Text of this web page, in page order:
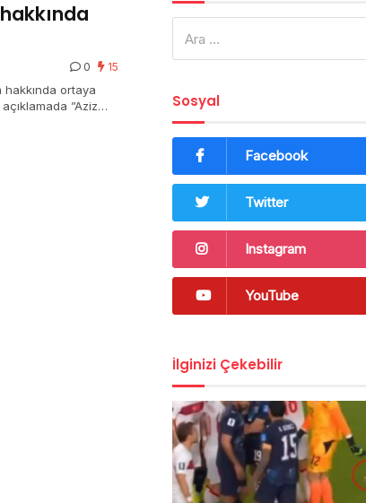
0 15
hakkında ortaya
”Aziz
Sosyal
Facebook
Twitter
Instagram
YouTube
İlginizi Çekebilir